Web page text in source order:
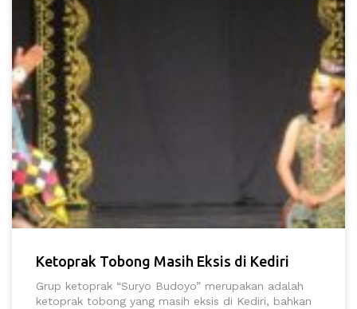
Ketoprak Tobong Masih Eksis di Kediri
Grup ketoprak “Suryo Budoyo” merupakan adalah
ketoprak tobong yang masih eksis di Kediri, bahkan